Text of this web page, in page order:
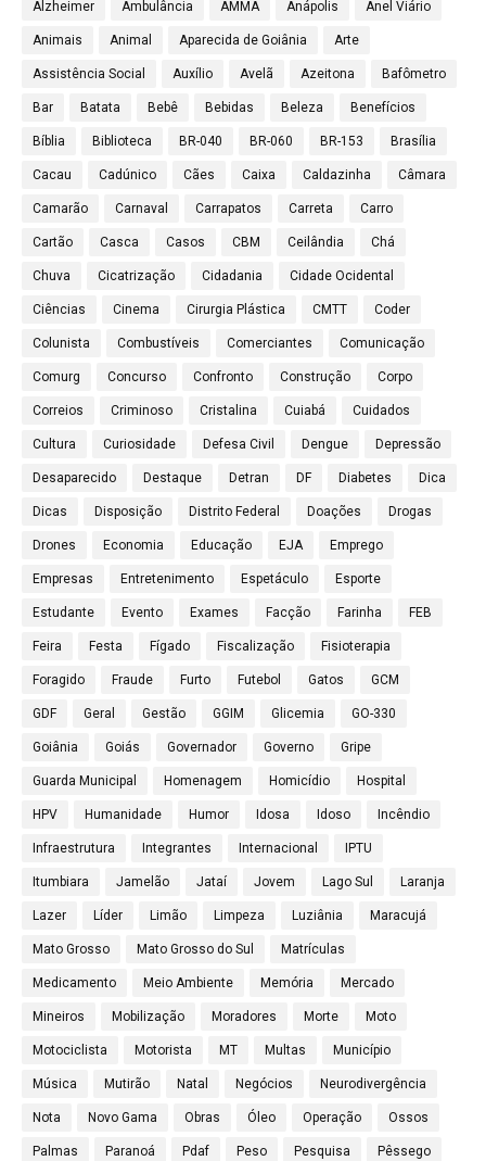
Alzheimer Ambulância AMMA Anápolis Anel Viário
Animais Animal Aparecida de Goiânia Arte
Assistência Social Auxílio Avelã Azeitona Bafômetro
Bar Batata Bebê Bebidas Beleza Benefícios
Bíblia Biblioteca BR-040 BR-060 BR-153 Brasília
Cacau Cadúnico Cães Caixa Caldazinha Câmara
Camarão Carnaval Carrapatos Carreta Carro
Cartão Casca Casos CBM Ceilândia Chá
Chuva Cicatrização Cidadania Cidade Ocidental
Ciências Cinema Cirurgia Plástica CMTT Coder
Colunista Combustíveis Comerciantes Comunicação
Comurg Concurso Confronto Construção Corpo
Correios Criminoso Cristalina Cuiabá Cuidados
Cultura Curiosidade Defesa Civil Dengue Depressão
Desaparecido Destaque Detran DF Diabetes Dica
Dicas Disposição Distrito Federal Doações Drogas
Drones Economia Educação EJA Emprego
Empresas Entretenimento Espetáculo Esporte
Estudante Evento Exames Facção Farinha FEB
Feira Festa Fígado Fiscalização Fisioterapia
Foragido Fraude Furto Futebol Gatos GCM
GDF Geral Gestão GGIM Glicemia GO-330
Goiânia Goiás Governador Governo Gripe
Guarda Municipal Homenagem Homicídio Hospital
HPV Humanidade Humor Idosa Idoso Incêndio
Infraestrutura Integrantes Internacional IPTU
Itumbiara Jamelão Jataí Jovem Lago Sul Laranja
Lazer Líder Limão Limpeza Luziânia Maracujá
Mato Grosso Mato Grosso do Sul Matrículas
Medicamento Meio Ambiente Memória Mercado
Mineiros Mobilização Moradores Morte Moto
Motociclista Motorista MT Multas Município
Música Mutirão Natal Negócios Neurodivergência
Nota Novo Gama Obras Óleo Operação Ossos
Palmas Paranoá Pdaf Peso Pesquisa Pêssego